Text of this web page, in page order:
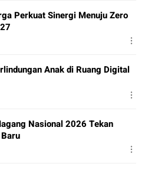
Perkuat Sinergi Menuju Zero
Anak di Ruang Digital
Nasional 2026 Tekan